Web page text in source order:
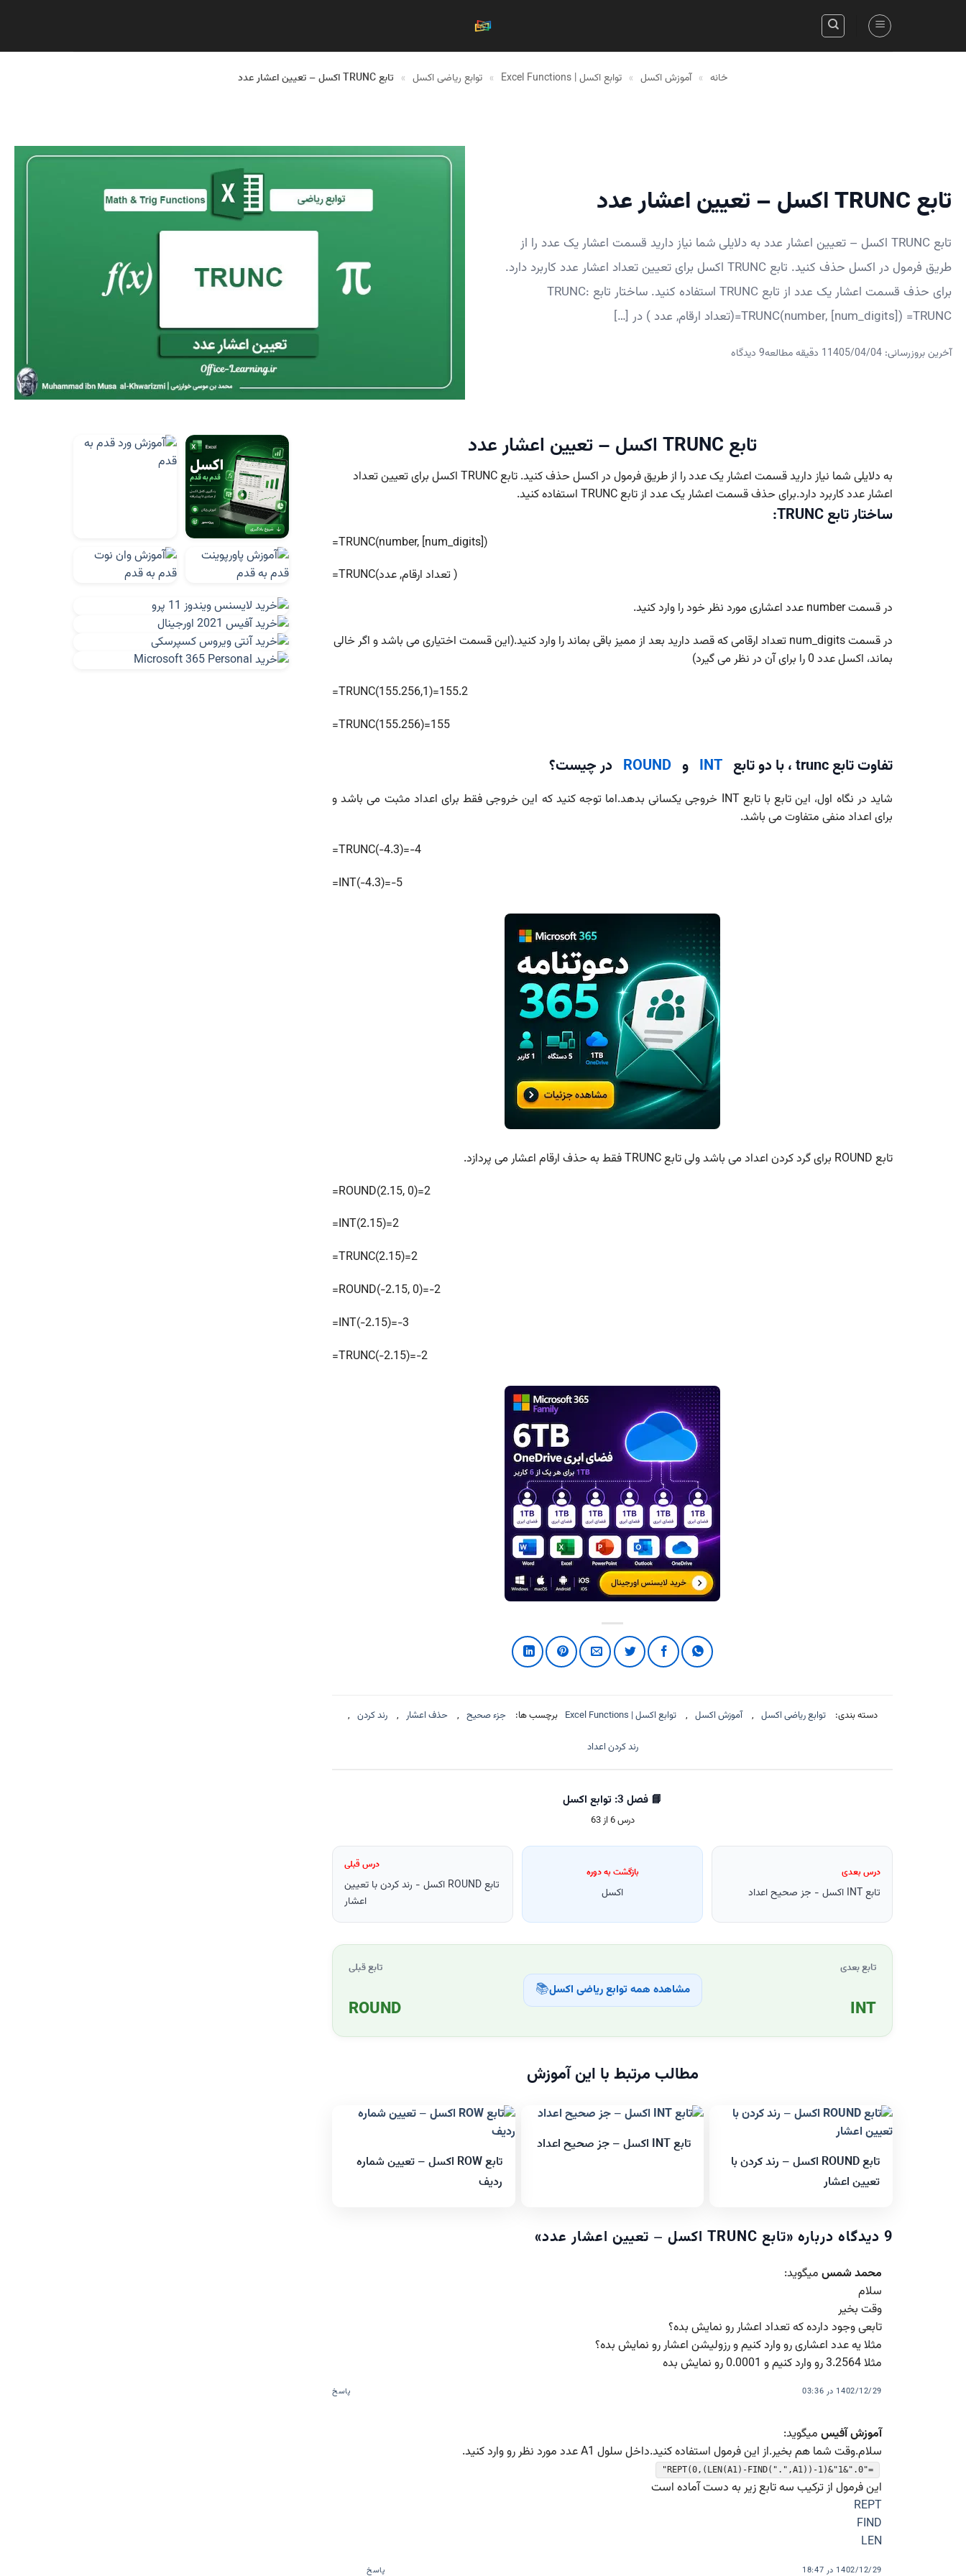
خانه » آموزش اکسل » توابع اکسل | Excel Functions » توابع ریاضی اکسل » تابع TRUNC اکسل – تعیین اعشار عدد
تابع TRUNC اکسل – تعیین اعشار عدد
تابع TRUNC اکسل – تعیین اعشار عدد به دلایلی شما نیاز دارید قسمت اعشار یک عدد را از
طریق فرمول در اکسل حذف کنید. تابع TRUNC اکسل برای تعیین تعداد اعشار عدد کاربرد دارد.
برای حذف قسمت اعشار یک عدد از تابع TRUNC استفاده کنید. ساختار تابع TRUNC:
=TRUNC(number, [num_digits]) =TRUNC(تعداد ارقام, عدد ) در […]
آخرین بروزرسانی: 1405/04/04 1 دقیقه مطالعه 9 دیدگاه
تابع TRUNC اکسل – تعیین اعشار عدد
به دلایلی شما نیاز دارید قسمت اعشار یک عدد را از طریق فرمول در اکسل حذف کنید. تابع TRUNC اکسل برای تعیین تعداد
اعشار عدد کاربرد دارد.برای حذف قسمت اعشار یک عدد از تابع TRUNC استفاده کنید.
ساختار تابع TRUNC:
=TRUNC(number, [num_digits])
=TRUNC(تعداد ارقام, عدد )
در قسمت number عدد اعشاری مورد نظر خود را وارد کنید.
در قسمت num_digits تعداد ارقامی که قصد دارید بعد از ممیز باقی بماند را وارد کنید.(این قسمت اختیاری می باشد و اگر خالی
بماند، اکسل عدد 0 را برای آن در نظر می گیرد)
=TRUNC(155.256,1)=155.2
=TRUNC(155.256)=155
تفاوت تابع trunc ، با دو تابع INT و ROUND در چیست؟
شاید در نگاه اول، این تابع با تابع INT خروجی یکسانی بدهد.اما توجه کنید که این خروجی فقط برای اعداد مثبت می باشد و
برای اعداد منفی متفاوت می باشد.
=TRUNC(-4.3)=-4
=INT(-4.3)=-5
تابع ROUND برای گرد کردن اعداد می باشد ولی تابع TRUNC فقط به حذف ارقام اعشار می پردازد.
=ROUND(2.15, 0)=2
=INT(2.15)=2
=TRUNC(2.15)=2
=ROUND(-2.15, 0)=-2
=INT(-2.15)=-3
=TRUNC(-2.15)=-2
دسته بندی: توابع ریاضی اکسل , آموزش اکسل , توابع اکسل | Excel Functions برچسب ها: جزء صحیح , حذف اعشار , رند کردن ,
رند کردن اعداد
📘 فصل 3: توابع اکسل
درس 6 از 63
درس بعدی
تابع INT اکسل - جز صحیح اعداد
بازگشت به دوره
اکسل
درس قبلی
تابع ROUND اکسل - رند کردن با تعیین
اعشار
تابع بعدی
INT
مشاهده همه توابع ریاضی اکسل📚
تابع قبلی
ROUND
مطالب مرتبط با این آموزش
تابع ROUND اکسل – رند کردن با
تعیین اعشار
تابع INT اکسل – جز صحیح اعداد
تابع ROW اکسل – تعیین شماره
ردیف
9 دیدگاه درباره « تابع TRUNC اکسل – تعیین اعشار عدد »
محمد شمس میگوید:
سلام
وقت بخیر
تابعی وجود دارده که تعداد اعشار رو نمایش بده؟
مثلا یه عدد اعشاری رو وارد کنیم و رزولیشن اعشار رو نمایش بده؟
مثلا 3.2564 رو وارد کنیم و 0.0001 رو نمایش بده
1402/12/29 در 03:36 پاسخ
آموزش آفیس میگوید:
سلام.وقت شما هم بخیر.از این فرمول استفاده کنید.داخل سلول A1 عدد مورد نظر رو وارد کنید.
="0."&REPT(0,(LEN(A1)-FIND(".",A1))-1)&"1"
این فرمول از ترکیب سه تابع زیر به دست آماده است
REPT
FIND
LEN
1402/12/29 در 18:47 پاسخ